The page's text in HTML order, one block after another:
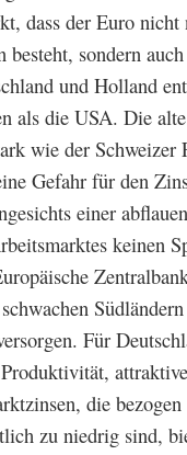
dass der Euro nicht
besteht, sondern auch
und Holland
als die USA. Die
wie der Schweizer
Gefahr für den
einer
keinen
Für
die
zu niedrig sind,